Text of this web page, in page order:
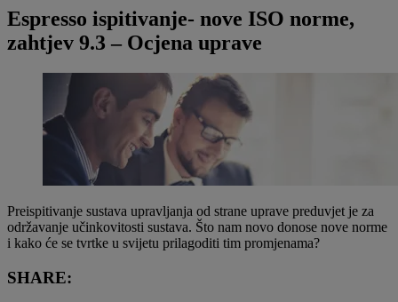
Espresso ispitivanje- nove ISO norme,
zahtjev 9.3 – Ocjena uprave
Preispitivanje sustava upravljanja od strane uprave preduvjet je za
održavanje učinkovitosti sustava. Što nam novo donose nove norme
i kako će se tvrtke u svijetu prilagoditi tim promjenama?
SHARE: